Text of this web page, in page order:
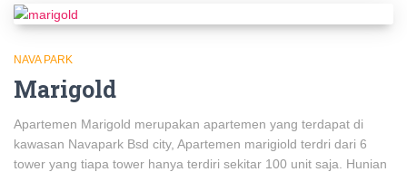
NAVA PARK
Marigold
Apartemen Marigold merupakan apartemen yang terdapat di
kawasan Navapark Bsd city, Apartemen marigiold terdri dari 6
tower yang tiapa tower hanya terdiri sekitar 100 unit saja. Hunian